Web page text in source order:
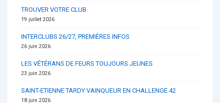
TROUVER VOTRE CLUB
19 juillet 2026
INTERCLUBS 26/27, PREMIÈRES INFOS
26 juin 2026
LES VÉTÉRANS DE FEURS TOUJOURS JEUNES
23 juin 2026
SAINT-ETIENNE TARDY VAINQUEUR EN CHALLENGE 42
18 juin 2026